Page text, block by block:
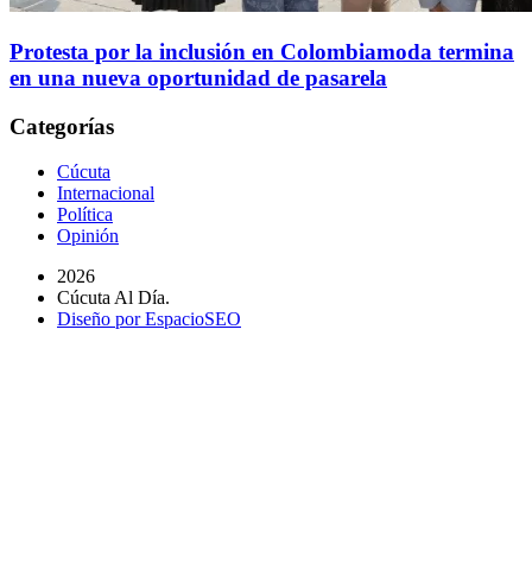
Protesta por la inclusión en Colombiamoda termina
en una nueva oportunidad de pasarela
Categorías
Cúcuta
Internacional
Política
Opinión
2026
Cúcuta Al Día.
Diseño por EspacioSEO